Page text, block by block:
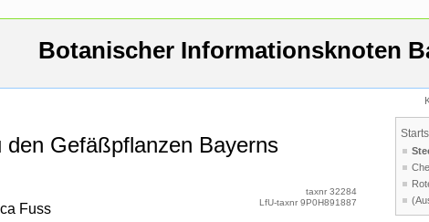
Botanischer Informationsknoten
den Gefäßpflanzen Bayerns
Fuss
taxnr 32284
LfU-taxnr 9P0H891887